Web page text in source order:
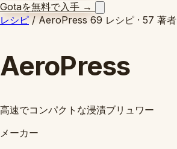
Gotaを無料で入手 →
レシピ / AeroPress 69 レシピ · 57 著者
AeroPress
高速でコンパクトな浸漬ブリュワー
メーカー